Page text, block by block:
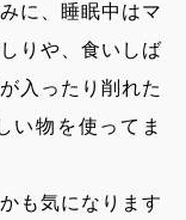
に、睡眠中はマ
りや、食いしば
入ったり削れた
い物を使ってま
も気になります